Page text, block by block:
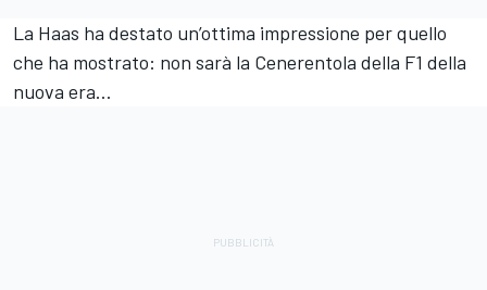
La Haas ha destato un’ottima impressione per quello
che ha mostrato: non sarà la Cenerentola della F1 della
nuova era…